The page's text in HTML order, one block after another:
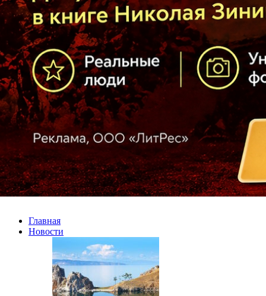
Главная
Новости